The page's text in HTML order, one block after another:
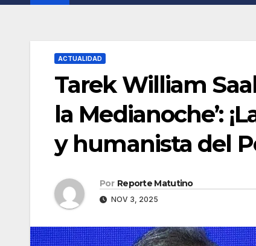
ACTUALIDAD
Tarek William
la Medianoche’:
y humanista del
Por Reporte Matutino
NOV 3, 2025